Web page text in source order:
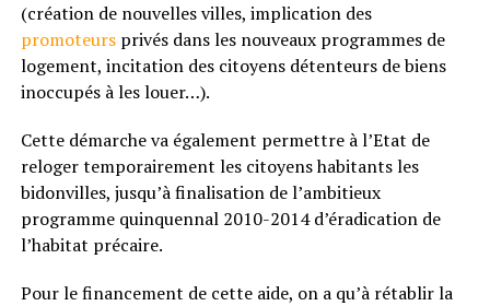
(création de nouvelles villes, implication des
promoteurs privés dans les nouveaux programmes de
logement, incitation des citoyens détenteurs de biens
inoccupés à les louer…).
Cette démarche va également permettre à l’Etat de
reloger temporairement les citoyens habitants les
bidonvilles, jusqu’à finalisation de l’ambitieux
programme quinquennal 2010-2014 d’éradication de
l’habitat précaire.
Pour le financement de cette aide, on a qu’à rétablir la